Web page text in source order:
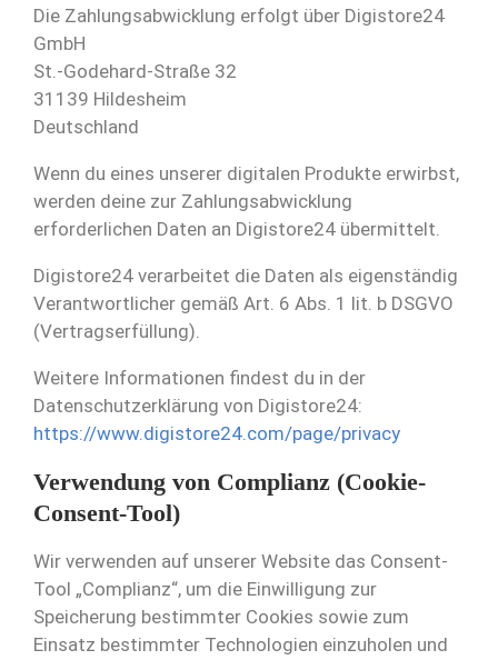
Die Zahlungsabwicklung erfolgt über Digistore24
GmbH
St.-Godehard-Straße 32
31139 Hildesheim
Deutschland
Wenn du eines unserer digitalen Produkte erwirbst,
werden deine zur Zahlungsabwicklung
erforderlichen Daten an Digistore24 übermittelt.
Digistore24 verarbeitet die Daten als eigenständig
Verantwortlicher gemäß Art. 6 Abs. 1 lit. b DSGVO
(Vertragserfüllung).
Weitere Informationen findest du in der
Datenschutzerklärung von Digistore24:
https://www.digistore24.com/page/privacy
Verwendung von Complianz (Cookie-
Consent-Tool)
Wir verwenden auf unserer Website das Consent-
Tool „Complianz“, um die Einwilligung zur
Speicherung bestimmter Cookies sowie zum
Einsatz bestimmter Technologien einzuholen und